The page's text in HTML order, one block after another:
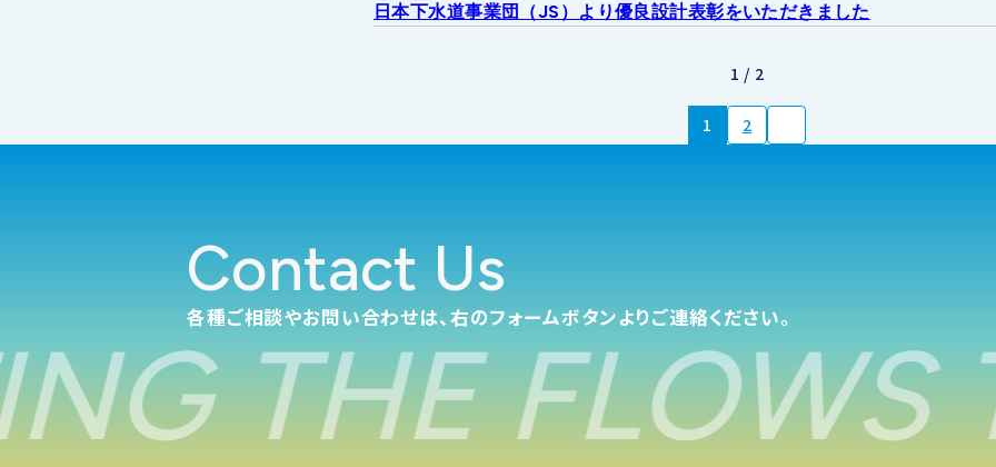
日本下水道事業団（JS）より優良設計表彰をいただきました
1 / 2
1 2
Contact Us
各種ご相談やお問い合わせは、右のフォームボタンよりご連絡ください。
THE FLOWS